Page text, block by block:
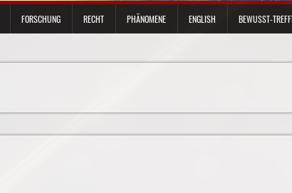
FORSCHUNG RECHT PHÄNOMENE ENGLISH BEWUSST-TREFFS